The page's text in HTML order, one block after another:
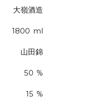
大嶺酒造
1800 ml
山田錦
50 %
15 %